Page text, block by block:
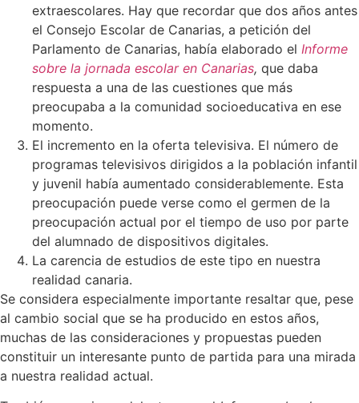
extraescolares. Hay que recordar que dos años antes
el Consejo Escolar de Canarias, a petición del
Parlamento de Canarias, había elaborado el Informe
sobre la jornada escolar en Canarias, que daba
respuesta a una de las cuestiones que más
preocupaba a la comunidad socioeducativa en ese
momento.
El incremento en la oferta televisiva. El número de
programas televisivos dirigidos a la población infantil
y juvenil había aumentado considerablemente. Esta
preocupación puede verse como el germen de la
preocupación actual por el tiempo de uso por parte
del alumnado de dispositivos digitales.
La carencia de estudios de este tipo en nuestra
realidad canaria.
Se considera especialmente importante resaltar que, pese
al cambio social que se ha producido en estos años,
muchas de las consideraciones y propuestas pueden
constituir un interesante punto de partida para una mirada
a nuestra realidad actual.